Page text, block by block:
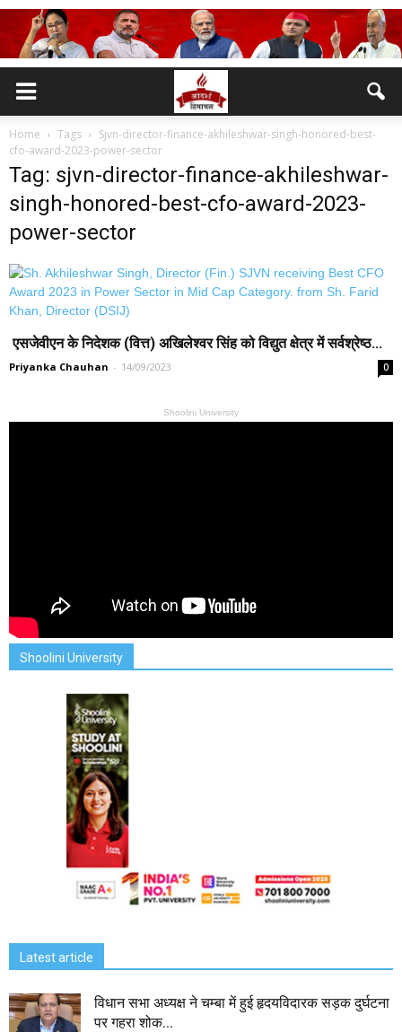
Home Tags
Sjvn-director-finance-akhileshwar-singh-honored-best-
cfo-award-2023-power-sector
Tag: sjvn-director-finance-akhileshwar-
singh-honored-best-cfo-award-2023-
power-sector
एसजेवीएन के निदेशक (वित्त) अखिलेश्वर सिंह को विद्युत क्षेत्र में सर्वश्रेष्ठ...
Priyanka Chauhan - 14/09/2023 0
Shoolini University
Shoolini University
Latest article
विधान सभा अध्यक्ष ने चम्बा में हुई हृदयविदारक सड़क दुर्घटना
पर गहरा शोक...